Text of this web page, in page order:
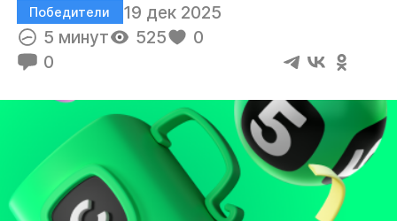
Победители
19 дек 2025
5 минут
525
0
0